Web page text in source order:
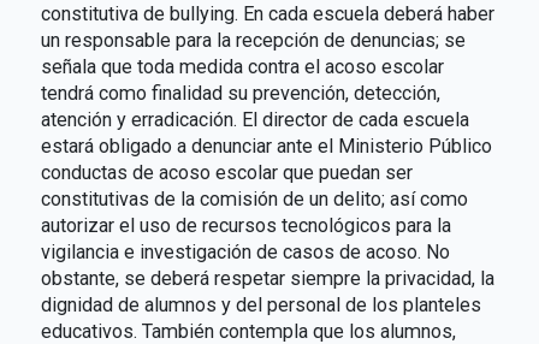
constitutiva de bullying. En cada escuela deberá haber
un responsable para la recepción de denuncias; se
señala que toda medida contra el acoso escolar
tendrá como finalidad su prevención, detección,
atención y erradicación. El director de cada escuela
estará obligado a denunciar ante el Ministerio Público
conductas de acoso escolar que puedan ser
constitutivas de la comisión de un delito; así como
autorizar el uso de recursos tecnológicos para la
vigilancia e investigación de casos de acoso. No
obstante, se deberá respetar siempre la privacidad, la
dignidad de alumnos y del personal de los planteles
educativos. También contempla que los alumnos,